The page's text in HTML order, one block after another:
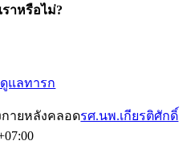
าหรือไม่?
แลทารก
ายหลังคลอดรศ.นพ.เกียรติศักดิ์